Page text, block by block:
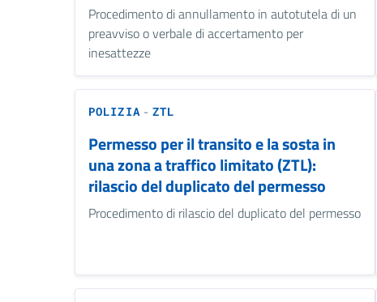
Procedimento di annullamento in autotutela di un
preavviso o verbale di accertamento per
inesattezze
POLIZIA-ZTL
Permesso per il transito e la sosta in
una zona a traffico limitato (ZTL):
rilascio del duplicato del permesso
Procedimento di rilascio del duplicato del permesso